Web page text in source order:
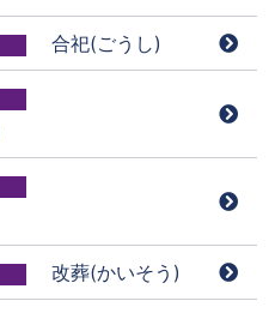
合祀(ごうし)
改葬(かいそう)